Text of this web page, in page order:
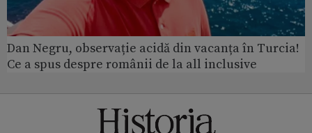
Dan Negru, observație acidă din vacanța în Turcia!
Ce a spus despre românii de la all inclusive